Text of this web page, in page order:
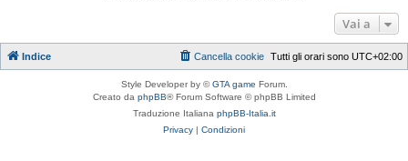
Vai a
Indice Tutti gli orari sono UTC+02:00
Cancella cookie
Style Developer by ©GTA game Forum.
Creato da phpBB® Forum Software © phpBB Limited
Traduzione Italiana phpBB-Italia.it
Privacy | Condizioni